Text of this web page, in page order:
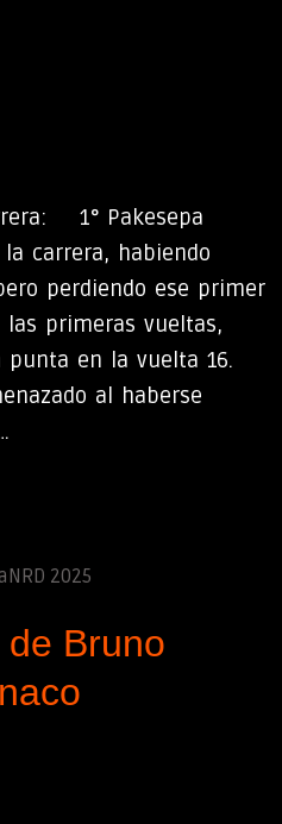
1° Pakesepa
la carrera, habiendo
perdiendo ese primer
primeras vueltas,
punta en la vuelta 16.
al haberse
2025
Bruno